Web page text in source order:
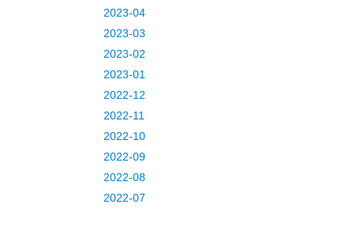
2023-04
2023-03
2023-02
2023-01
2022-12
2022-11
2022-10
2022-09
2022-08
2022-07